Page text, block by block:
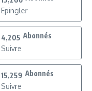
Epingler
4,205 Abonnés
Suivre
15,259 Abonnés
Suivre